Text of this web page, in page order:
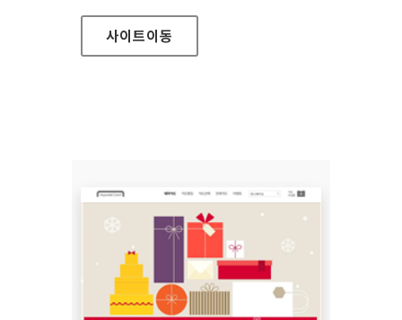
사이트이동